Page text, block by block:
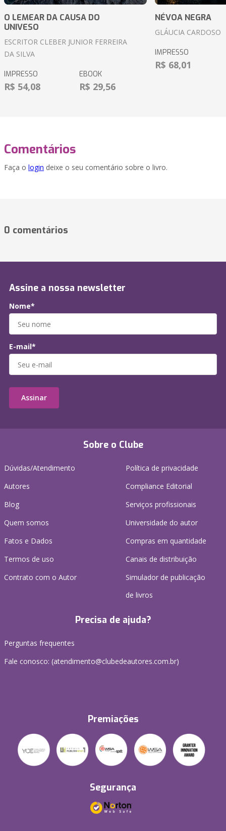
O LEMEAR DA CAUSA DO
UNIVESO
ESCRITOR CLEBER JUNIOR FERREIRA
DA SILVA
IMPRESSO
R$ 54,08
EBOOK
R$ 29,56
NÉVOA NEGRA
GLÁUCIA CARDOSO
IMPRESSO
R$ 68,01
Comentários
Faça o login deixe o seu comentário sobre o livro.
0 comentários
Sobre o Clube
Dúvidas/Atendimento
Autores
Blog
Quem somos
Fatos e Dados
Termos de uso
Contrato com o Autor
Política de privacidade
Compliance Editorial
Serviços profissionais
Universidade do autor
Compras em quantidade
Canais de distribuição
Simulador de publicação
de livros
Precisa de ajuda?
Perguntas frequentes
Fale conosco: (atendimento@clubedeautores.com.br)
Premiações
Segurança
Assine a nossa newsletter
Nome*
E-mail*
Assinar